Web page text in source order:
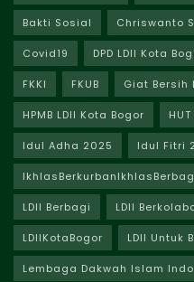
Bakti Sosial Chriswanto
Covid19 DPD LDII Kota
FKKI FKUB Giat Bersih
HPMB LDII Kota Bogor
Idul Adha 2025 Idul Fitri
LDII Berbagi LDII
LDIIKotaBogor LDII Untuk
Lembaga Dakwah Islam